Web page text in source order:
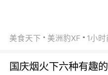
美食天下 美洲豹XF 1小时
国庆烟火下六种有趣